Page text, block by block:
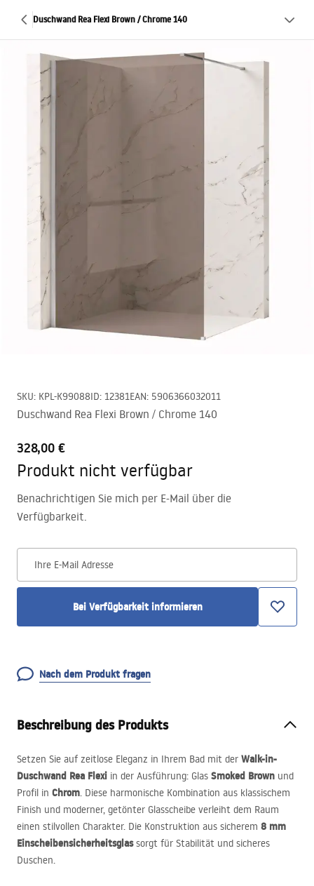
Duschwand Rea Flexi Brown / Chrome 140
SKU: KPL-K99088ID: 12381EAN: 5906366032011
Duschwand Rea Flexi Brown / Chrome 140
328,00 €
Produkt nicht verfügbar
Benachrichtigen Sie mich per E-Mail über die
Verfügbarkeit.
Ihre E-Mail Adresse
Bei Verfügbarkeit informieren
Nach dem Produkt fragen
Beschreibung des Produkts
Setzen Sie auf zeitlose Eleganz in Ihrem Bad mit der Walk-in-
Duschwand Rea Flexi in der Ausführung: Glas Smoked Brown und
Profil in Chrom. Diese harmonische Kombination aus klassischem
Finish und moderner, getönter Glasscheibe verleiht dem Raum
einen stilvollen Charakter. Die Konstruktion aus sicherem 8 mm
Einscheibensicherheitsglassorgt für Stabilität und sicheres
Duschen.